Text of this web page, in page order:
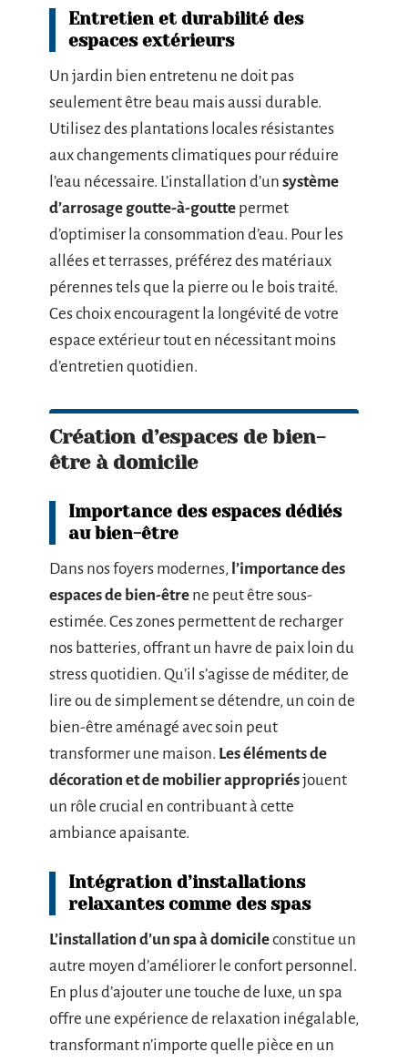
Entretien et durabilité des
espaces extérieurs
Un jardin bien entretenu ne doit pas
seulement être beau mais aussi durable.
Utilisez des plantations locales résistantes
aux changements climatiques pour réduire
l’eau nécessaire. L’installation d’un système
d’arrosage goutte-à-goutte permet
d’optimiser la consommation d’eau. Pour les
allées et terrasses, préférez des matériaux
pérennes tels que la pierre ou le bois traité.
Ces choix encouragent la longévité de votre
espace extérieur tout en nécessitant moins
d’entretien quotidien.
Création d’espaces de bien-
être à domicile
Importance des espaces dédiés
au bien-être
Dans nos foyers modernes, l’importance des
espaces de bien-être ne peut être sous-
estimée. Ces zones permettent de recharger
nos batteries, offrant un havre de paix loin du
stress quotidien. Qu’il s’agisse de méditer, de
lire ou de simplement se détendre, un coin de
bien-être aménagé avec soin peut
transformer une maison. Les éléments de
décoration et de mobilier appropriésjouent
un rôle crucial en contribuant à cette
ambiance apaisante.
Intégration d’installations
relaxantes comme des spas
L’installation d’un spa à domicileconstitue un
autre moyen d’améliorer le confort personnel.
En plus d’ajouter une touche de luxe, un spa
offre une expérience de relaxation inégalable,
transformant n’importe quelle pièce en un